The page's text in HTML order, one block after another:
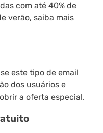
com até 40% de
verão, saiba mais
este tipo de email
dos usuários e
a oferta especial.